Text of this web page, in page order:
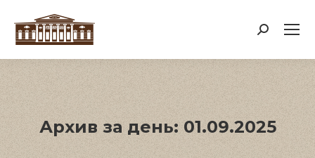
Поиск:
Архив за день: 01.09.2025